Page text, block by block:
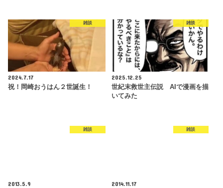
雑談
2024.7.17
祝！岡崎おうはん２世誕生！
雑談
2025.12.25
世紀末救世主伝説 AIで漫画を描
いてみた
雑談
2013.5.9
雑談
2014.11.17